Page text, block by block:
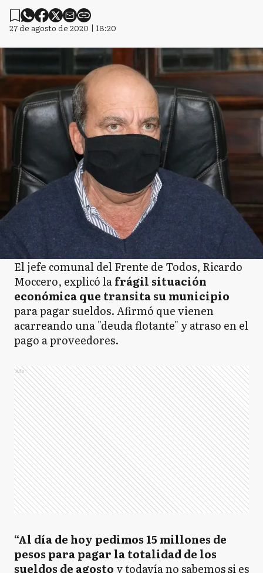
27 de agosto de 2020 | 18:20
El jefe comunal del Frente de Todos, Ricardo
Moccero, explicó lafrágil situación
económica que transita su municipio
para pagar sueldos. Afirmó que vienen
acarreando una "deuda flotante" y atraso en el
pago a proveedores.
Ads
“Al día de hoy pedimos 15 millones de
pesos para pagar la totalidad de los
sueldos de agosto y todavía no sabemos si es